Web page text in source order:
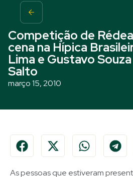
Competição de
cena na Hípica
Lima e Gustavo
Salto
março 15, 2010
As pessoas que estiveram